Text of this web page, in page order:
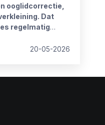
ooglidcorrectie,
Dat
regelmatig
20-05-2026